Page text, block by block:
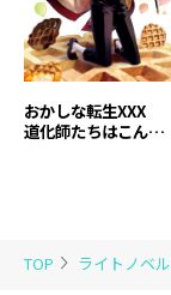
TOP ライトノベル
おかしな転生XXX
道化師たちはこんが